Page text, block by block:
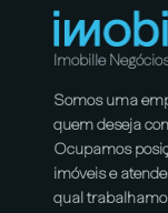
Imobille
Somos uma
quem deseja
Ocupamos
imóveis e
qual